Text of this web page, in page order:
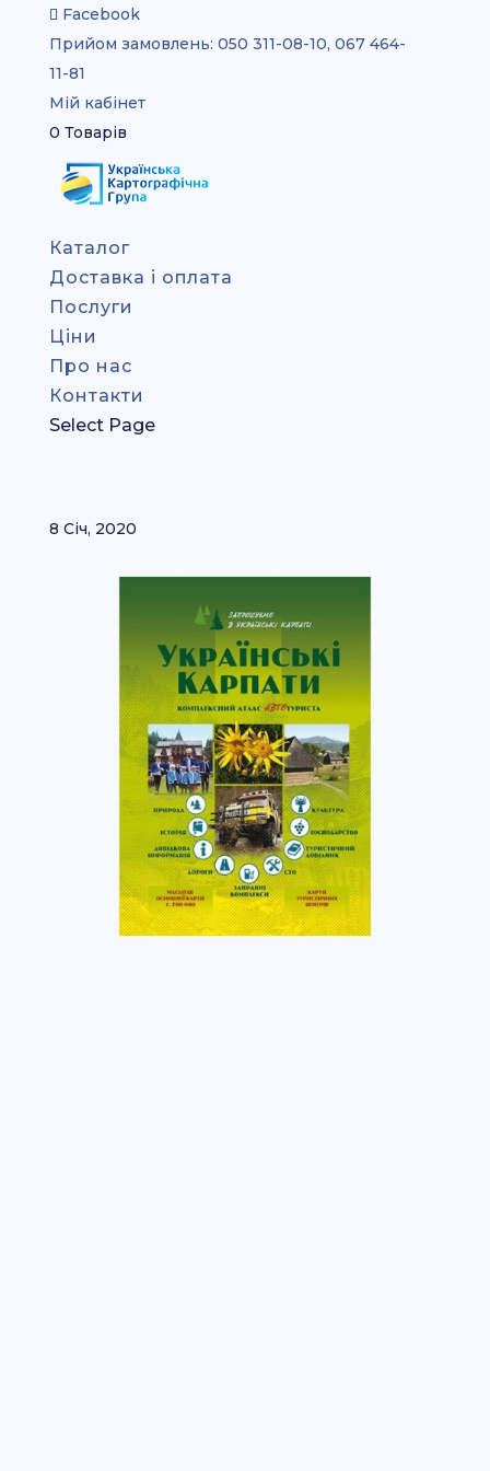
Facebook
Прийом замовлень: 050 311-08-10, 067 464-
11-81
Мій кабінет
0 Товарів
Каталог
Доставка і оплата
Послуги
Ціни
Про нас
Контакти
Select Page
8 Січ, 2020